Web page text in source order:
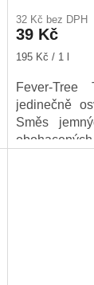
32 Kč bez DPH
39 Kč
Měrná
195 Kč / 1 l
Fever-
jedinečně
Směs